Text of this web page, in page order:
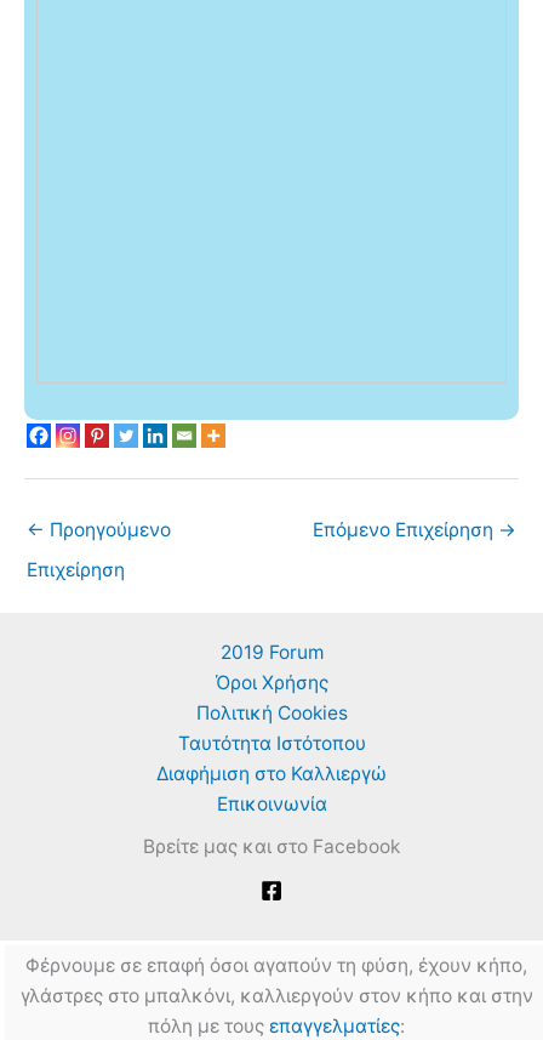
← Προηγούμενο
Επιχείρηση
Επόμενο Επιχείρηση →
2019 Forum
Όροι Χρήσης
Πολιτική Cookies
Ταυτότητα Ιστότοπου
Διαφήμιση στο Καλλιεργώ
Επικοινωνία
Βρείτε μας και στο Facebook
Φέρνουμε σε επαφή όσοι αγαπούν τη φύση, έχουν κήπο,
γλάστρες στο μπαλκόνι, καλλιεργούν στον κήπο και στην
πόλη με τους επαγγελματίες: